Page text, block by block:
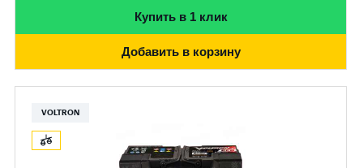
Купить в 1 клик
Добавить в корзину
VOLTRON